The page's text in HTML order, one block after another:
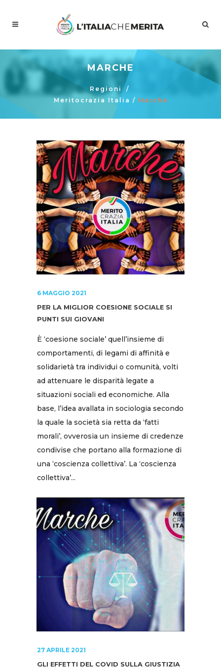
MARCHE
Regioni /
Meritocrazia Italia / Marche
6 MAGGIO 2021
PER LA MIGLIOR COESIONE SOCIALE SI
PUNTI SUI GIOVANI
È ‘coesione sociale’ quell’insieme di
comportamenti, di legami di affinità e
solidarietà tra individui o comunità, volti
ad attenuare le disparità legate a
situazioni sociali ed economiche. Alla
base, l’idea avallata in sociologia secondo
la quale la società sia retta da ‘fatti
morali’, ovverosia un insieme di credenze
condivise che portano alla formazione di
una ‘coscienza collettiva’. La ‘coscienza
collettiva’...
27 APRILE 2021
GLI EFFETTI DEL COVID SULLA GIUSTIZIA